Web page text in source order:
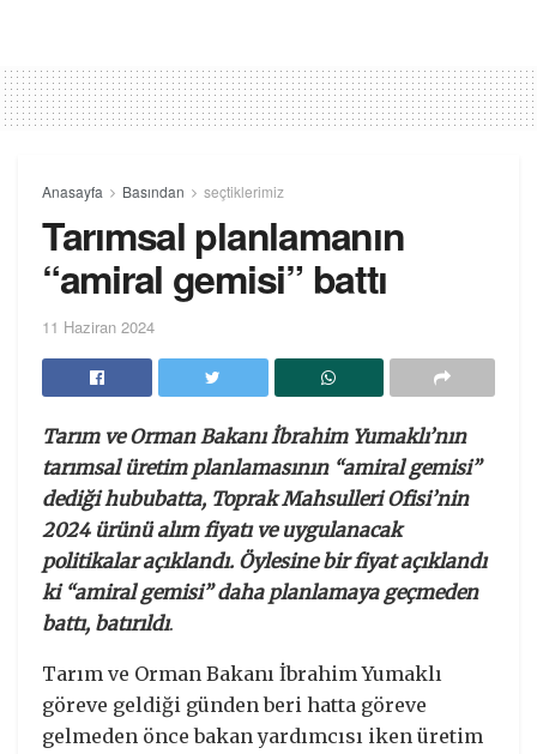
Anasayfa Basından seçtiklerimiz
Tarımsal planlamanın
“amiral gemisi” battı
11 Haziran 2024
Tarım ve Orman Bakanı İbrahim Yumaklı’nın
tarımsal üretim planlamasının “amiral gemisi”
dediği hububatta, Toprak Mahsulleri Ofisi’nin
2024 ürünü alım fiyatı ve uygulanacak
politikalar açıklandı. Öylesine bir fiyat açıklandı
ki “amiral gemisi” daha planlamaya geçmeden
battı, batırıldı.
Tarım ve Orman Bakanı İbrahim Yumaklı
göreve geldiği günden beri hatta göreve
gelmeden önce bakan yardımcısı iken üretim